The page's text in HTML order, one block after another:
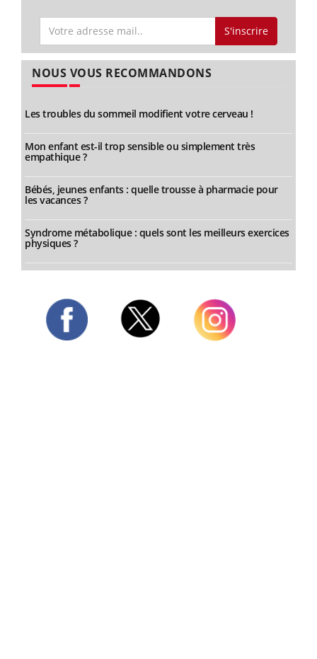
S'inscrire
NOUS VOUS RECOMMANDONS
Les troubles du sommeil modifient votre cerveau !
Mon enfant est-il trop sensible ou simplement très
empathique ?
Bébés, jeunes enfants : quelle trousse à pharmacie pour
les vacances ?
Syndrome métabolique : quels sont les meilleurs exercices
physiques ?